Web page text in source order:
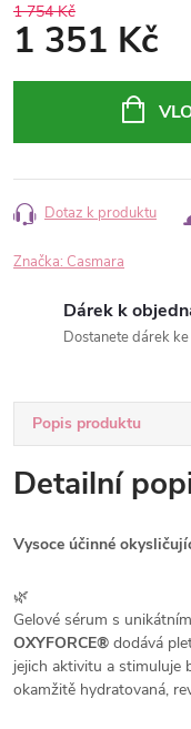
1 754 Kč
1 351 Kč
Dotaz k produktu
Značka: Casmara
Dárek k
Dostanete dárek
Popis produktu
Detailní
Vysoce účinné
🌿
Gelové sérum s
OXYFORCE® dodává
jejich aktivitu a stimuluje
okamžitě hydratovaná,